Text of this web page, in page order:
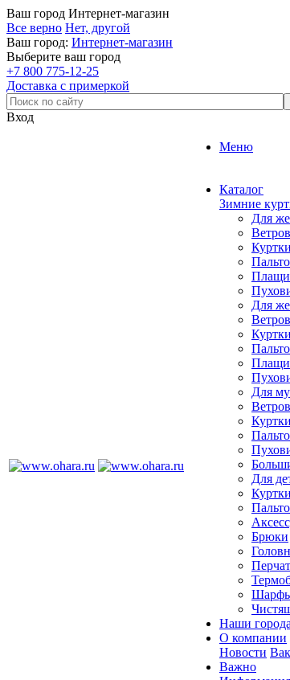
Ваш город Интернет-магазин
Все верно Нет, другой
Ваш город: Интернет-магазин
Выберите ваш город
+7 800 775-12-25
Доставка с примеркой
Вход
Меню
Каталог
Зимние
Для
Куртки
Пальто
Плащи
Для
Куртки
Пальто
Плащи
Для
Куртки
Пальто
Для
Куртки
Пальто
Брюки
Наши города
О компании
Новости
Важно